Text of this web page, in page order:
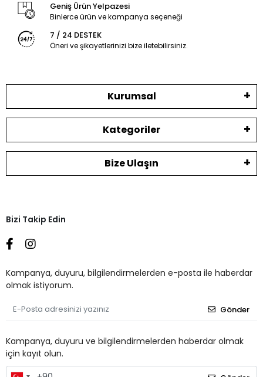
Geniş Ürün Yelpazesi
Binlerce ürün ve kampanya seçeneği
7 / 24 DESTEK
Öneri ve şikayetlerinizi bize iletebilirsiniz.
Kurumsal
Kategoriler
Bize Ulaşın
Bizi Takip Edin
Kampanya, duyuru, bilgilendirmelerden e-posta ile haberdar
olmak istiyorum.
Gönder
Kampanya, duyuru ve bilgilendirmelerden haberdar olmak
için kayıt olun.